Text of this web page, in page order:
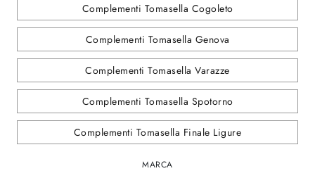
Complementi Tomasella Cogoleto
Complementi Tomasella Genova
Complementi Tomasella Varazze
Complementi Tomasella Spotorno
Complementi Tomasella Finale Ligure
MARCA